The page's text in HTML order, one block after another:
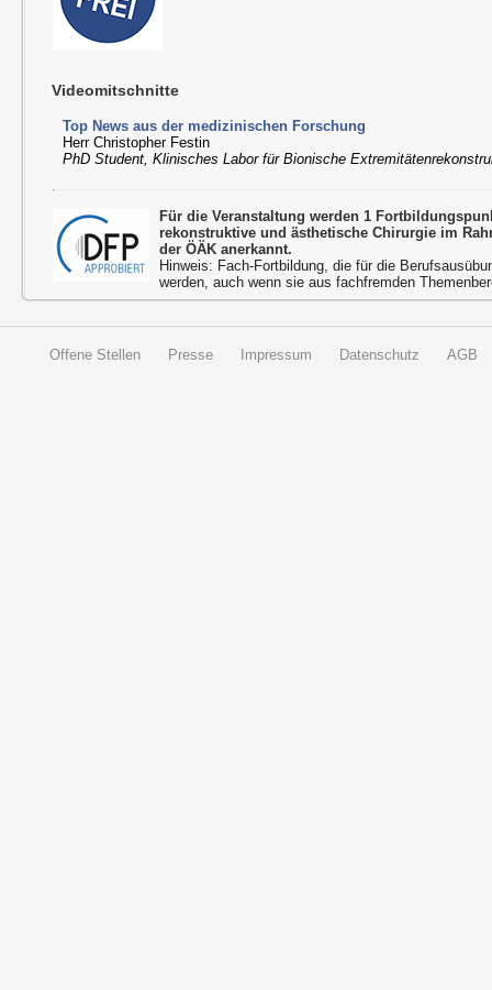
Videomitschnitte
Top News aus der medizinischen Forschung
Herr Christopher Festin
PhD Student, Klinisches Labor für Bionische
Für die Veranstaltung werden 1
rekonstruktive und ästhetische Chirurgie im
der ÖÄK anerkannt.
Hinweis: Fach-Fortbildung, die für die
werden, auch wenn sie aus fachfremden
Offene Stellen Presse Impressum Datenschutz AGB